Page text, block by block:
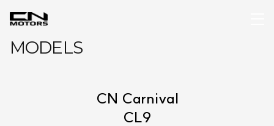
MODELS
CN Carnival
CL9